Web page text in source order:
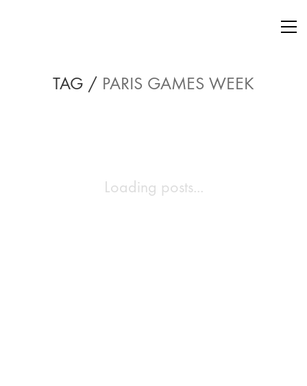
TAG / PARIS GAMES WEEK
Loading posts...